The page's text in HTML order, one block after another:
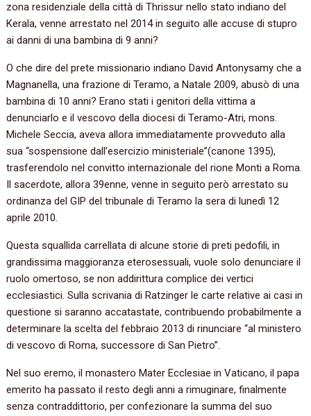
zona residenziale della città di Thrissur nello stato indiano del
Kerala, venne arrestato nel 2014 in seguito alle accuse di stupro
ai danni di una bambina di 9 anni?
O che dire del prete missionario indiano David Antonysamy che a
Magnanella, una frazione di Teramo, a Natale 2009, abusò di una
bambina di 10 anni? Erano stati i genitori della vittima a
denunciarlo e il vescovo della diocesi di Teramo-Atri, mons.
Michele Seccia, aveva allora immediatamente provveduto alla
sua “sospensione dall’esercizio ministeriale”(canone 1395),
trasferendolo nel convitto internazionale del rione Monti a Roma.
Il sacerdote, allora 39enne, venne in seguito però arrestato su
ordinanza del GIP del tribunale di Teramo la sera di lunedì 12
aprile 2010.
Questa squallida carrellata di alcune storie di preti pedofili, in
grandissima maggioranza eterosessuali, vuole solo denunciare il
ruolo omertoso, se non addirittura complice dei vertici
ecclesiastici. Sulla scrivania di Ratzinger le carte relative ai casi in
questione si saranno accatastate, contribuendo probabilmente a
determinare la scelta del febbraio 2013 di rinunciare “al ministero
di vescovo di Roma, successore di San Pietro”.
Nel suo eremo, il monastero Mater Ecclesiae in Vaticano, il papa
emerito ha passato il resto degli anni a rimuginare, finalmente
senza contraddittorio, per confezionare la summa del suo